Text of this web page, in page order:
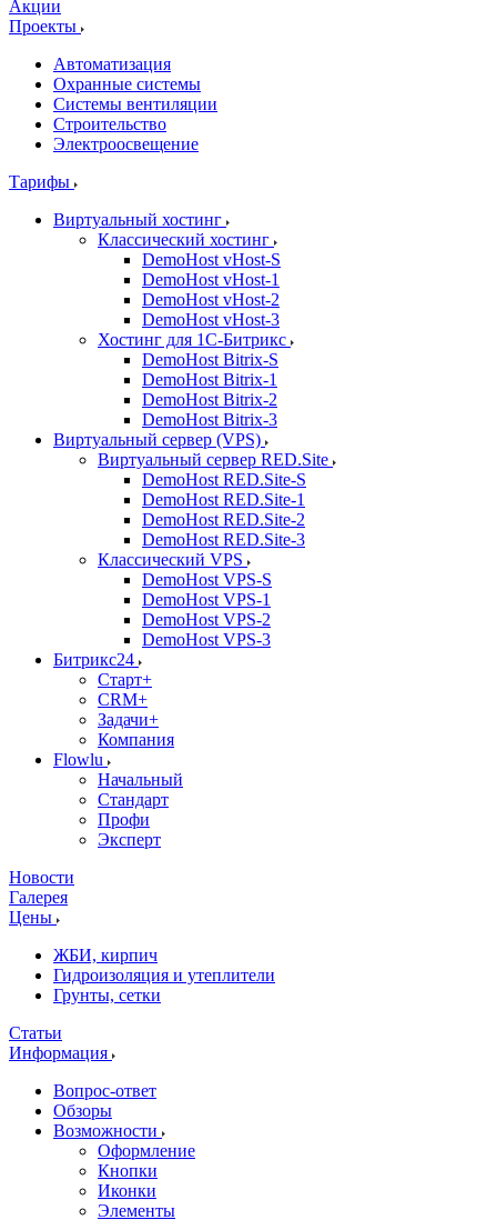
Акции
Проекты
Автоматизация
Охранные системы
Системы вентиляции
Строительство
Электроосвещение
Тарифы
Виртуальный хостинг
Классический хостинг
DemoHost vHost-S
DemoHost vHost-1
DemoHost vHost-2
DemoHost vHost-3
Хостинг для 1С-Битрикс
DemoHost Bitrix-S
DemoHost Bitrix-1
DemoHost Bitrix-2
DemoHost Bitrix-3
Виртуальный сервер (VPS)
Виртуальный сервер RED.Site
DemoHost RED.Site-S
DemoHost RED.Site-1
DemoHost RED.Site-2
DemoHost RED.Site-3
Классический VPS
DemoHost VPS-S
DemoHost VPS-1
DemoHost VPS-2
DemoHost VPS-3
Битрикс24
Старт+
CRM+
Задачи+
Компания
Flowlu
Начальный
Стандарт
Профи
Эксперт
Новости
Галерея
Цены
ЖБИ, кирпич
Гидроизоляция и утеплители
Грунты, сетки
Статьи
Информация
Вопрос-ответ
Обзоры
Возможности
Оформление
Кнопки
Иконки
Элементы